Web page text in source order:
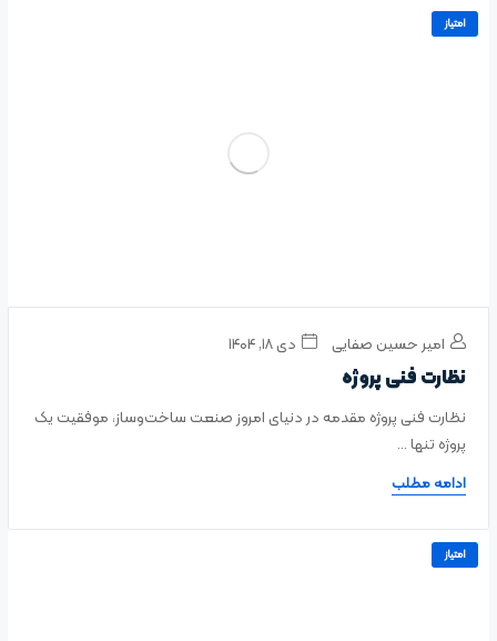
امتیاز
امیر حسین صفایی دی ۱۸, ۱۴۰۴
نظارت فنی پروژه
نظارت فنی پروژه مقدمه در دنیای امروز صنعت ساخت‌وساز، موفقیت یک
پروژه تنها ...
ادامه مطلب
امتیاز